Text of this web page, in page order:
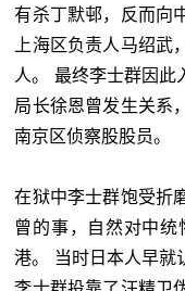
有杀丁默邨，反而向
上海区负责人马绍
人。 最终李士群因此
局长徐恩曾发生关系
南京区侦察股股员。
在狱中李士群饱受折
曾的事，自然对中统
港。 当时日本人早就